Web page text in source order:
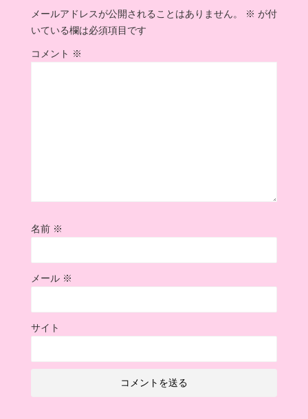
メールアドレスが公開されることはありません。 ※ が付
いている欄は必須項目です
コメント ※
名前 ※
メール ※
サイト